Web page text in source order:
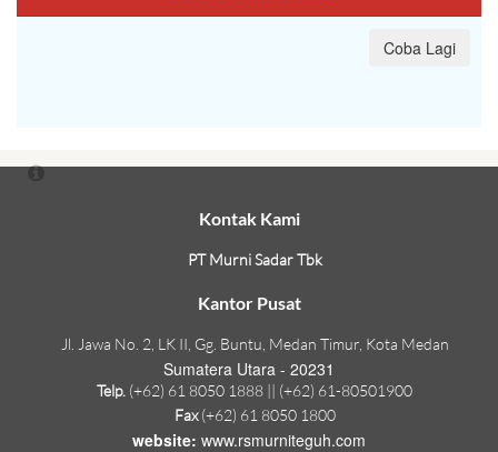
Coba Lagi
Kontak Kami
PT Murni Sadar Tbk
Kantor Pusat
Jl. Jawa No. 2, LK II, Gg. Buntu, Medan Timur, Kota Medan
Sumatera Utara - 20231
Telp. (+62) 61 8050 1888 || (+62) 61-80501900
Fax(+62) 61 8050 1800
website: www.rsmurniteguh.com